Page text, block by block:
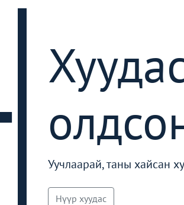
Уучлаарай, таны хайсан
Нүүр хуудас